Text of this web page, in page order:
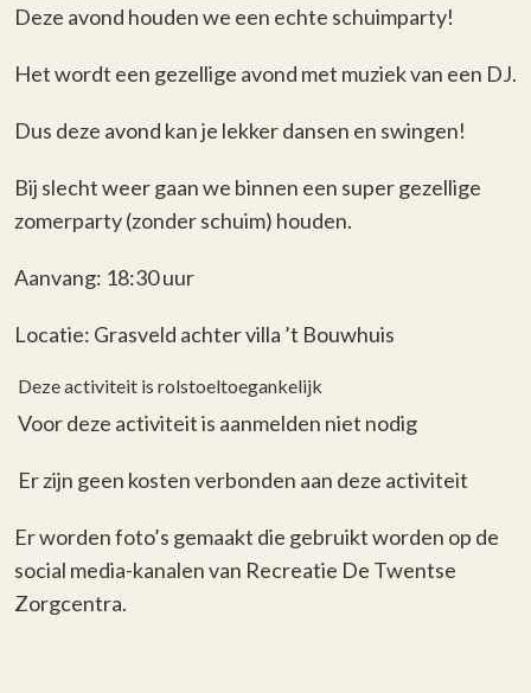
Deze avond houden we een echte schuimparty!
Het wordt een gezellige avond met muziek van een DJ.
Dus deze avond kan je lekker dansen en swingen!
Bij slecht weer gaan we binnen een super gezellige
zomerparty (zonder schuim) houden.
Aanvang: 18:30 uur
Locatie: Grasveld achter villa ’t Bouwhuis
Deze activiteit is rolstoeltoegankelijk
Voor deze activiteit is aanmelden niet nodig
Er zijn geen kosten verbonden aan deze activiteit
Er worden foto’s gemaakt die gebruikt worden op de
social media-kanalen van Recreatie De Twentse
Zorgcentra.